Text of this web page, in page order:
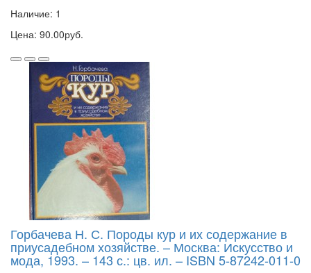
Наличие: 1
Цена: 90.00руб.
Горбачева Н. С. Породы кур и их содержание в
приусадебном хозяйстве. – Москва: Искусство и
мода, 1993. – 143 с.: цв. ил. – ISBN 5-87242-011-0